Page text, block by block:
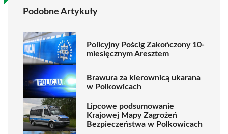
Podobne Artykuły
Policyjny Pościg Zakończony 10-
miesięcznym Aresztem
Brawura za kierownicą ukarana
w Polkowicach
Lipcowe podsumowanie
Krajowej Mapy Zagrożeń
Bezpieczeństwa w Polkowicach